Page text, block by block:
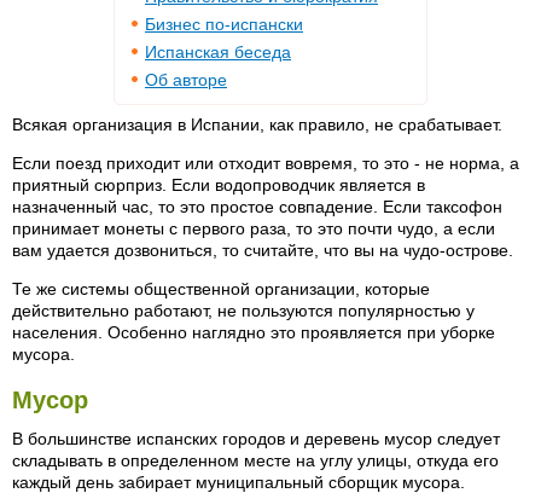
Бизнес по-испански
Испанская беседа
Об авторе
Всякая организация в Испании, как правило, не срабатывает.
Если поезд приходит или отходит вовремя, то это - не норма, а
приятный сюрприз. Если водопроводчик является в
назначенный час, то это простое совпадение. Если таксофон
принимает монеты с первого раза, то это почти чудо, а если
вам удается дозвониться, то считайте, что вы на чудо-острове.
Те же системы общественной организации, которые
действительно работают, не пользуются популярностью у
населения. Особенно наглядно это проявляется при уборке
мусора.
Мусор
В большинстве испанских городов и деревень мусор следует
складывать в определенном месте на углу улицы, откуда его
каждый день забирает муниципальный сборщик мусора.